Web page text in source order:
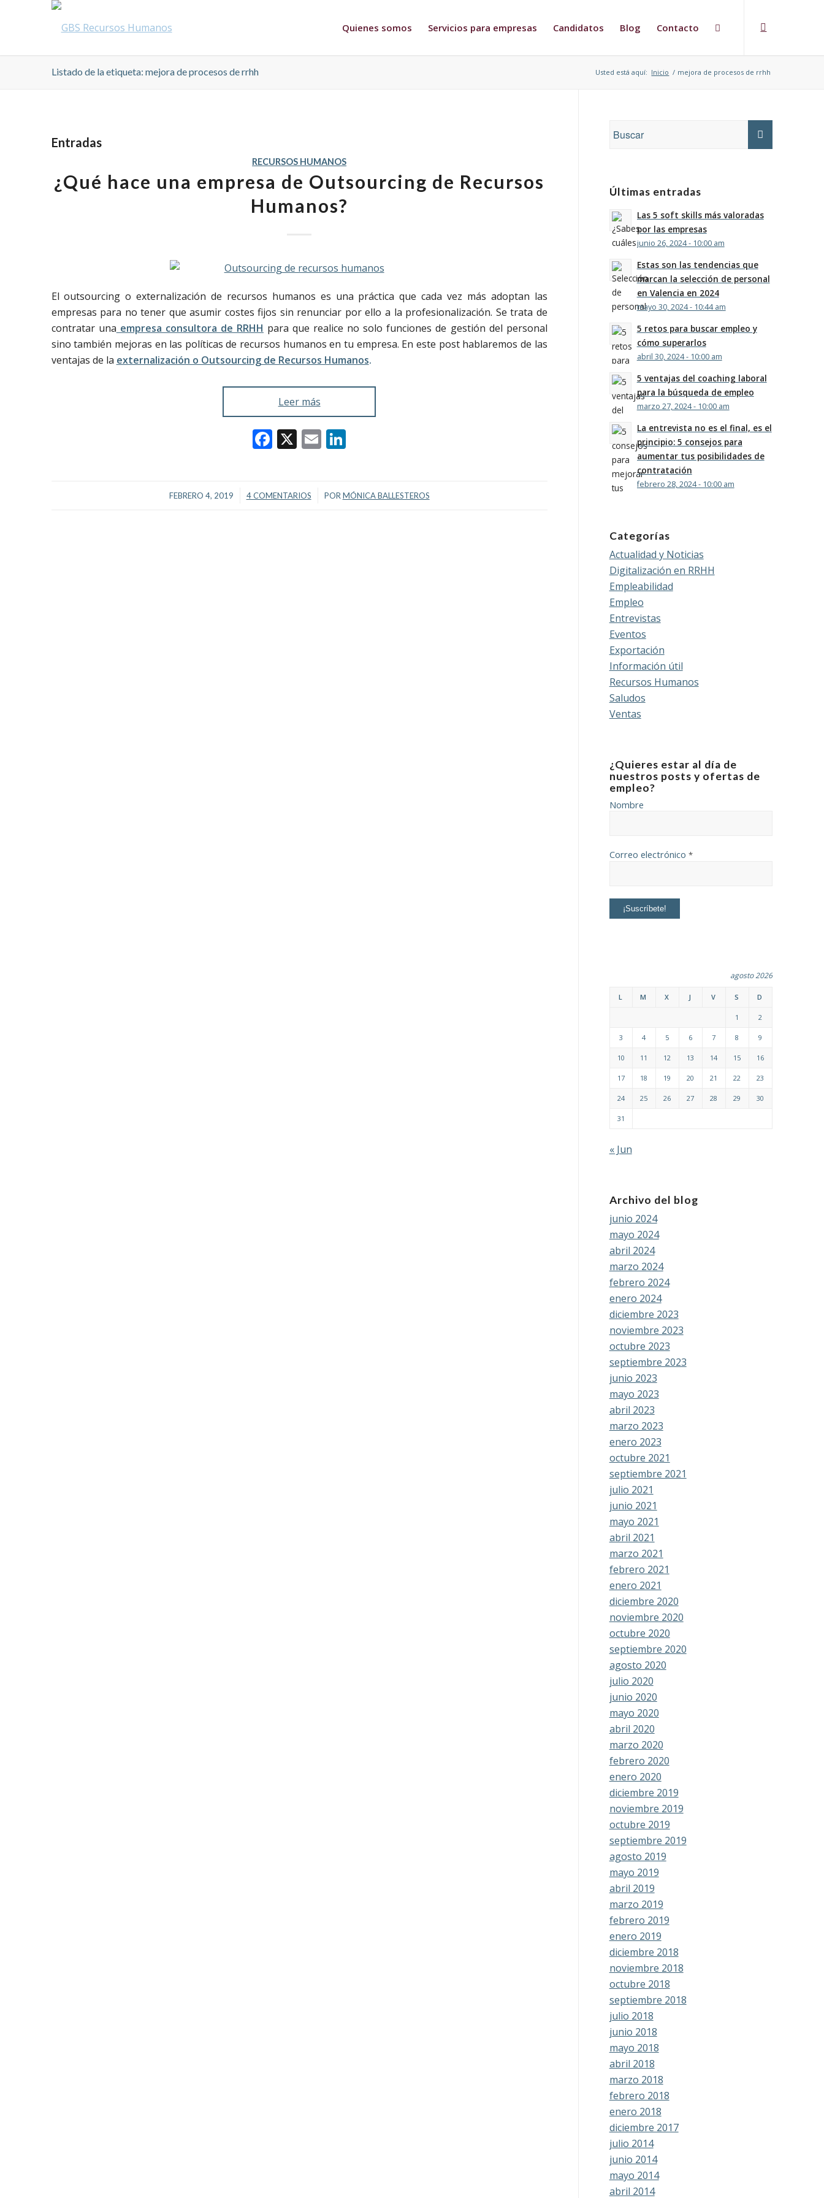
Quienes somos Servicios para empresas Candidatos Blog Contacto
Listado de la etiqueta: mejora de procesos de rrhh Usted está aquí: Inicio / mejora de procesos de rrhh
Entradas
RECURSOS HUMANOS
¿Qué hace una empresa de Outsourcing de Recursos
Humanos?
El outsourcing o externalización de recursos humanos es una práctica que cada vez más adoptan las
empresas para no tener que asumir costes fijos sin renunciar por ello a la profesionalización. Se trata de
contratar una empresa consultora de RRHH para que realice no solo funciones de gestión del personal
sino también mejoras en las políticas de recursos humanos en tu empresa. En este post hablaremos de las
ventajas de la externalización o Outsourcing de Recursos Humanos.
Leer más
Facebook
X Email
FEBRERO 4, 2019
/ 4 COMENTARIOS
/ POR MÓNICA BALLESTEROS
Últimas entradas
Las 5 soft skills más valoradas
por las empresas
junio 26, 2024 - 10:00 am
Estas son las tendencias que
marcan la selección de personal
en Valencia en 2024
mayo 30, 2024 - 10:44 am
5 retos para buscar empleo y
cómo superarlos
abril 30, 2024 - 10:00 am
5 ventajas del coaching laboral
para la búsqueda de empleo
marzo 27, 2024 - 10:00 am
La entrevista no es el final, es el
principio: 5 consejos para
aumentar tus posibilidades de
contratación
febrero 28, 2024 - 10:00 am
Categorías
Actualidad y Noticias
Digitalización en RRHH
Empleabilidad
Empleo
Entrevistas
Eventos
Exportación
Información útil
Recursos Humanos
Saludos
Ventas
¿Quieres estar al día de
nuestros posts y ofertas de
empleo?
Nombre
Correo electrónico *
agosto 2026
L M X J V S D
1 2
3 4 5 6 7 8 9
10 11 12 13 14 15 16
17 18 19 20 21 22 23
24 25 26 27 28 29 30
31
« Jun
Archivo del blog
junio 2024
mayo 2024
abril 2024
marzo 2024
febrero 2024
enero 2024
diciembre 2023
noviembre 2023
octubre 2023
septiembre 2023
junio 2023
mayo 2023
abril 2023
marzo 2023
enero 2023
octubre 2021
septiembre 2021
julio 2021
junio 2021
mayo 2021
abril 2021
marzo 2021
febrero 2021
enero 2021
diciembre 2020
noviembre 2020
octubre 2020
septiembre 2020
agosto 2020
julio 2020
junio 2020
mayo 2020
abril 2020
marzo 2020
febrero 2020
enero 2020
diciembre 2019
noviembre 2019
octubre 2019
septiembre 2019
agosto 2019
mayo 2019
abril 2019
marzo 2019
febrero 2019
enero 2019
diciembre 2018
noviembre 2018
octubre 2018
septiembre 2018
julio 2018
junio 2018
mayo 2018
abril 2018
marzo 2018
febrero 2018
enero 2018
diciembre 2017
julio 2014
junio 2014
mayo 2014
abril 2014